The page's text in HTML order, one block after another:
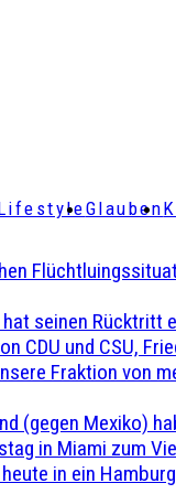
Glauben
seinen Rücktritt
CDU und CSU,
Fraktion von
(gegen Mexiko)
in Miami zum
in ein